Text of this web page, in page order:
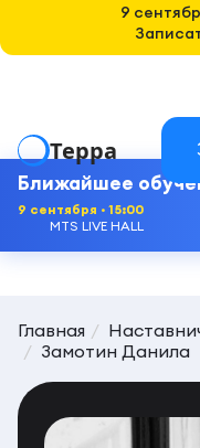
Терра
Ближайшее
9 сентября · 15:00
MTS LIVE HALL
Главная
Замотин Данила
9